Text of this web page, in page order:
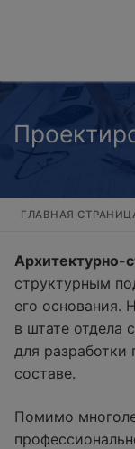
ГЛАВНАЯ
Архитектурно-
структурным
его основания.
в штате отдела
для
составе.
Помимо